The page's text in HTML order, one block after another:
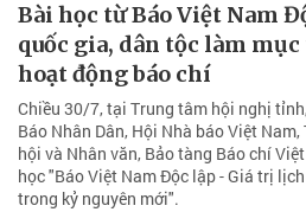
Bài học từ Báo Việt Nam
quốc gia, dân tộc làm
hoạt động báo chí
Chiều 30/7, tại Trung tâm hội nghị
Báo Nhân Dân, Hội Nhà báo Việt
hội và Nhân văn, Bảo tàng Báo chí
học "Báo Việt Nam Độc lập - Giá trị
trong kỷ nguyên mới".